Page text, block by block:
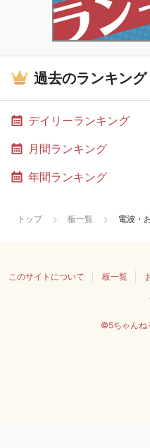
過去のランキング
デイリーランキング
月間ランキング
年間ランキング
トップ 板一覧 電波・
このサイトについて 板一覧
©5ちゃんね